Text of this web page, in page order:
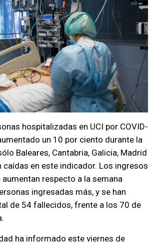
hospitalizadas en UCI por COVID-
un 10 por ciento durante la
Baleares, Cantabria, Galicia, Madrid
caídas en este indicador. Los ingresos
respecto a la semana
ingresadas más, y se han
de 54 fallecidos, frente a los 70 de
ha informado este viernes de